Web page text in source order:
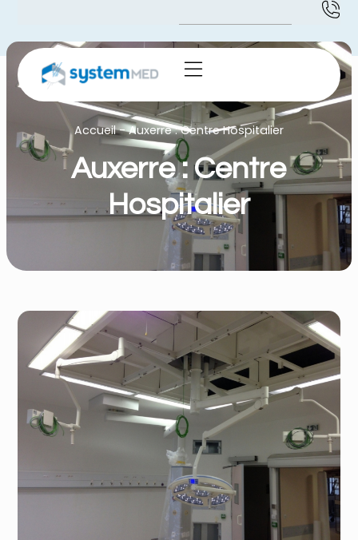
Accueil-Auxerre : Centre Hospitalier
Auxerre : Centre
Hospitalier